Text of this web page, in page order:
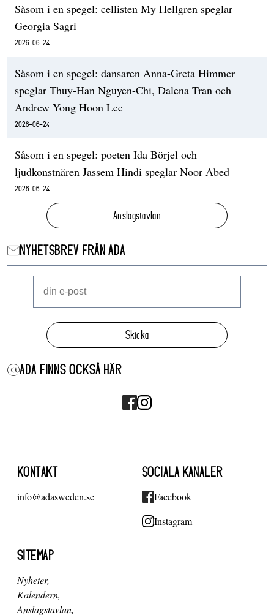
Såsom i en spegel: cellisten My Hellgren speglar
Georgia Sagri
2026-06-24
Såsom i en spegel: dansaren Anna-Greta Himmer
speglar Thuy-Han Nguyen-Chi, Dalena Tran och
Andrew Yong Hoon Lee
2026-06-24
Såsom i en spegel: poeten Ida Börjel och
ljudkonstnären Jassem Hindi speglar Noor Abed
2026-06-24
Anslagstavlan
NYHETSBREV FRÅN ADA
Skicka
ADA FINNS OCKSÅ HÄR
KONTAKT
info@adasweden.se
SOCIALA KANALER
Facebook
Instagram
SITEMAP
Nyheter
Kalendern
Anslagstavlan